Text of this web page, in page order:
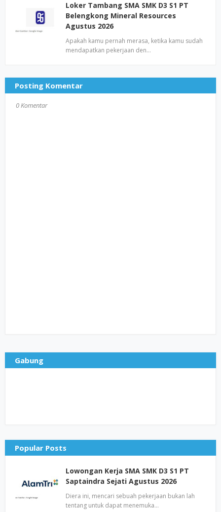
Loker Tambang SMA SMK D3 S1 PT
Belengkong Mineral Resources
Agustus 2026
Apakah kamu pernah merasa, ketika kamu sudah
mendapatkan pekerjaan den…
Posting Komentar
0 Komentar
Gabung
Popular Posts
Lowongan Kerja SMA SMK D3 S1 PT
Saptaindra Sejati Agustus 2026
Diera ini, mencari sebuah pekerjaan bukan lah
tentang untuk dapat menemuka…